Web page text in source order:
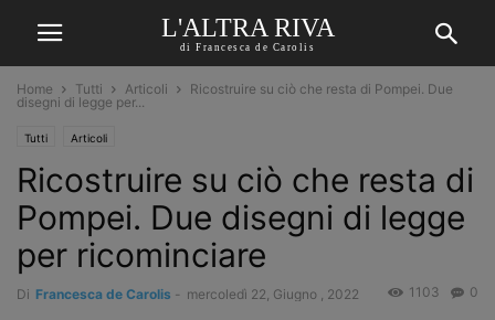
L'ALTRA RIVA
di Francesca de Carolis
Home Tutti Articoli
Ricostruire su ciò che resta di Pompei. Due
disegni di legge per...
Tutti Articoli
Ricostruire su ciò che resta di
Pompei. Due disegni di legge
per ricominciare
Di Francesca de Carolis - mercoledì 22, Giugno , 2022 0
1103